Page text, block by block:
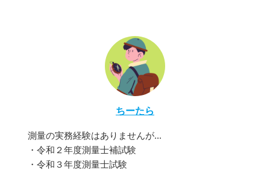
ちーたら
測量の実務経験はありませんが...
・令和２年度測量士補試験
・令和３年度測量士試験